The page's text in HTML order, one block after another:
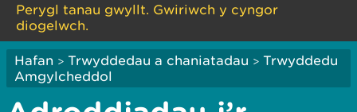
Perygl tanau gwyllt. Gwiriwch y cyngor
diogelwch.
Hafan > Trwyddedau a chaniatadau > Trwyddedu
Amgylcheddol